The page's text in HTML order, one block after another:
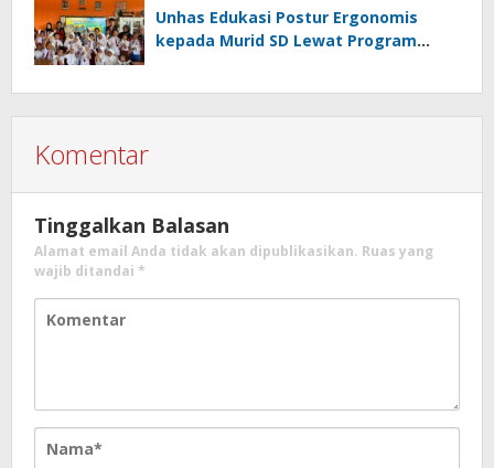
Unhas Edukasi Postur Ergonomis
kepada Murid SD Lewat Program
Komentar
Tinggalkan Balasan
Alamat email Anda tidak akan dipublikasikan. Ruas yang
wajib ditandai *